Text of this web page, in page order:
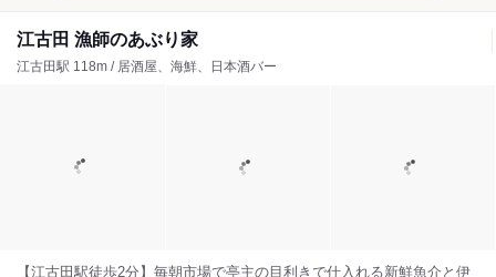
江古田 漁師のあぶり家
江古田駅 118m / 居酒屋、海鮮、日本酒バー
【江古田駅徒歩2分】毎朝市場で亭主の目利きで仕入れる新鮮魚介と伊